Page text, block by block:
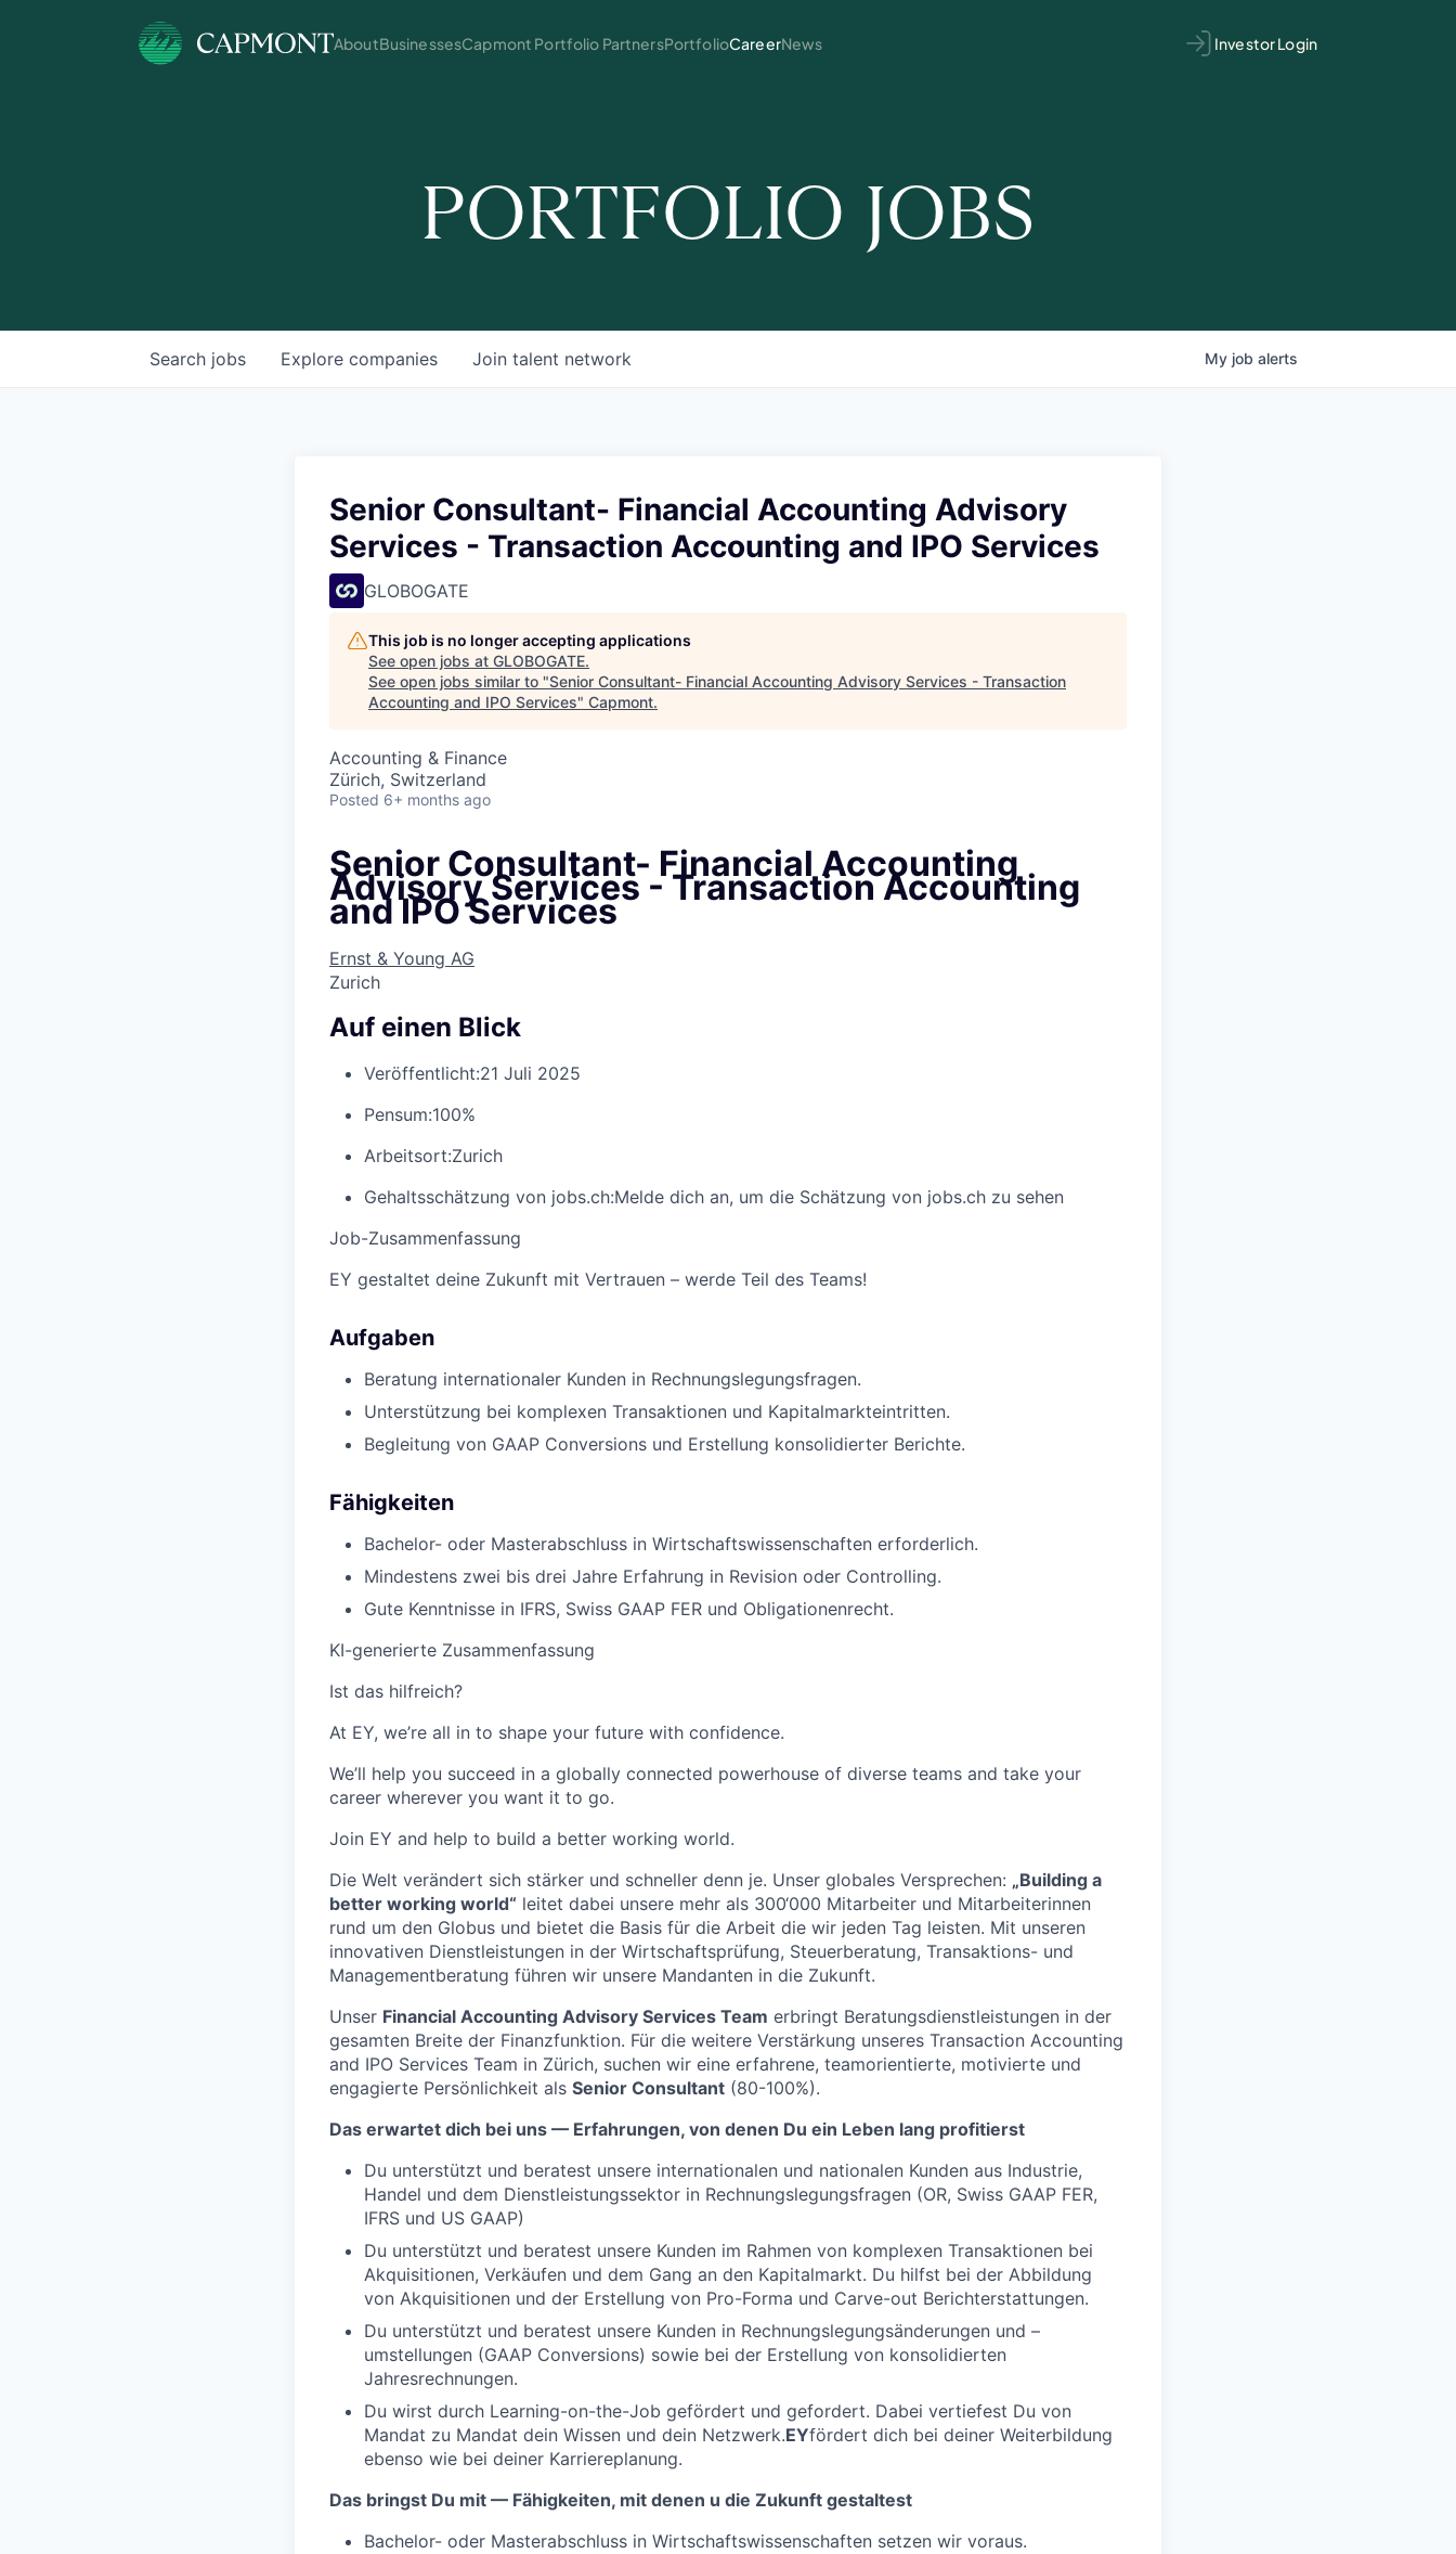
AboutBusinessesCapmont Portfolio PartnersPortfolioCareerNews Investor Login
PORTFOLIO JOBS
Search jobs Explore companies Join talent network My job alerts
Senior Consultant- Financial Accounting Advisory
Services - Transaction Accounting and IPO Services
GLOBOGATE
This job is no longer accepting applications
See open jobs at GLOBOGATE.
See open jobs similar to "Senior Consultant- Financial Accounting Advisory Services - Transaction
Accounting and IPO Services" Capmont.
Accounting & Finance
Zürich, Switzerland
Posted 6+ months ago
Senior Consultant- Financial Accounting
Advisory Services - Transaction Accounting
and IPO Services
Ernst & Young AG
Zurich
Auf einen Blick
Veröffentlicht:21 Juli 2025
Pensum:100%
Arbeitsort:Zurich
Gehaltsschätzung von jobs.ch:Melde dich an, um die Schätzung von jobs.ch zu sehen
Job-Zusammenfassung
EY gestaltet deine Zukunft mit Vertrauen – werde Teil des Teams!
Aufgaben
Beratung internationaler Kunden in Rechnungslegungsfragen.
Unterstützung bei komplexen Transaktionen und Kapitalmarkteintritten.
Begleitung von GAAP Conversions und Erstellung konsolidierter Berichte.
Fähigkeiten
Bachelor- oder Masterabschluss in Wirtschaftswissenschaften erforderlich.
Mindestens zwei bis drei Jahre Erfahrung in Revision oder Controlling.
Gute Kenntnisse in IFRS, Swiss GAAP FER und Obligationenrecht.
KI-generierte Zusammenfassung
Ist das hilfreich?
At EY, we’re all in to shape your future with confidence.
We’ll help you succeed in a globally connected powerhouse of diverse teams and take your
career wherever you want it to go.
Join EY and help to build a better working world.
Die Welt verändert sich stärker und schneller denn je. Unser globales Versprechen: „Building a
better working world“ leitet dabei unsere mehr als 300‘000 Mitarbeiter und Mitarbeiterinnen
rund um den Globus und bietet die Basis für die Arbeit die wir jeden Tag leisten. Mit unseren
innovativen Dienstleistungen in der Wirtschaftsprüfung, Steuerberatung, Transaktions- und
Managementberatung führen wir unsere Mandanten in die Zukunft.
Unser Financial Accounting Advisory Services Team erbringt Beratungsdienstleistungen in der
gesamten Breite der Finanzfunktion. Für die weitere Verstärkung unseres Transaction Accounting
and IPO Services Team in Zürich, suchen wir eine erfahrene, teamorientierte, motivierte und
engagierte Persönlichkeit als Senior Consultant (80-100%).
Das erwartet dich bei uns — Erfahrungen, von denen Du ein Leben lang profitierst
Du unterstützt und beratest unsere internationalen und nationalen Kunden aus Industrie,
Handel und dem Dienstleistungssektor in Rechnungslegungsfragen (OR, Swiss GAAP FER,
IFRS und US GAAP)
Du unterstützt und beratest unsere Kunden im Rahmen von komplexen Transaktionen bei
Akquisitionen, Verkäufen und dem Gang an den Kapitalmarkt. Du hilfst bei der Abbildung
von Akquisitionen und der Erstellung von Pro-Forma und Carve-out Berichterstattungen.
Du unterstützt und beratest unsere Kunden in Rechnungslegungsänderungen und –
umstellungen (GAAP Conversions) sowie bei der Erstellung von konsolidierten
Jahresrechnungen.
Du wirst durch Learning-on-the-Job gefördert und gefordert. Dabei vertiefest Du von
Mandat zu Mandat dein Wissen und dein Netzwerk.EYfördert dich bei deiner Weiterbildung
ebenso wie bei deiner Karriereplanung.
Das bringst Du mit — Fähigkeiten, mit denen u die Zukunft gestaltest
Bachelor- oder Masterabschluss in Wirtschaftswissenschaften setzen wir voraus.